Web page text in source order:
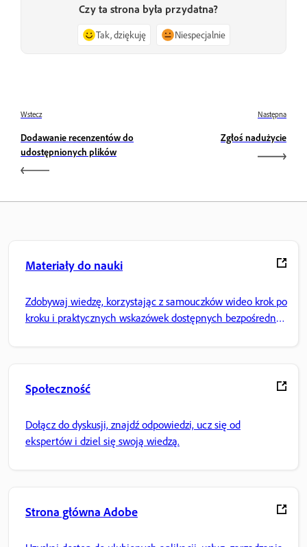
Czy ta strona była przydatna?
Tak, dziękuję Niespecjalnie
Wstecz
Dodawanie recenzentów do
udostępnionych plików
Następna
Zgłoś nadużycie
Materiały do nauki
Zdobywaj wiedzę, korzystając z samouczków wideo krok po
kroku i praktycznych wskazówek dostępnych bezpośrednio
Społeczność
Dołącz do dyskusji, znajdź odpowiedzi, ucz się od
ekspertów i dziel się swoją wiedzą.
Strona główna Adobe